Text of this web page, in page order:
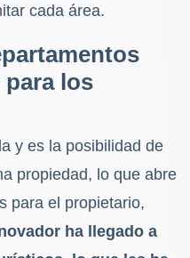
cada área.
los
y es la posibilidad de
propiedad, lo que abre
para el propietario,
ha llegado a